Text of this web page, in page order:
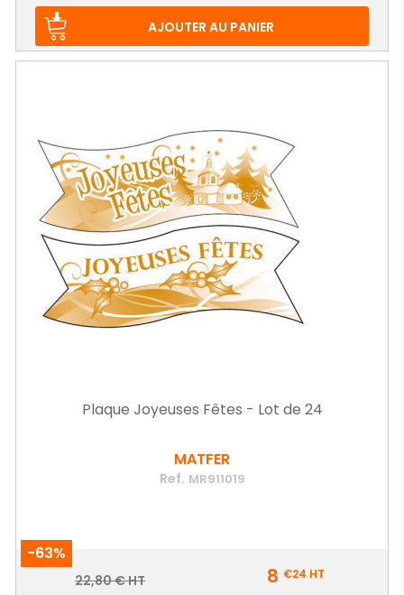
AJOUTER AU PANIER
Plaque Joyeuses Fêtes - Lot de 24
MATFER
Ref. MR911019
-63%
Prix
Prix
22,80 € HT 8 €24 HT